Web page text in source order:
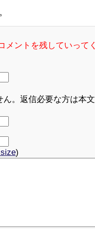
メントを残していって
。返信必要な方は本
)